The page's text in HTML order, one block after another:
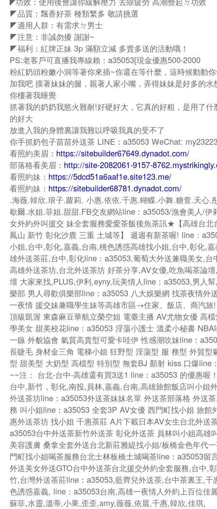
◤品質：飄香好茶 種類繁多 敬請挑選
◤適用人群：有需求ㄉ男士
◤注意：非誠勿擾 謝謝~
◤福利：紅牌正妹 3p 滿額立減 多賣多送的活動哦！
PS:老客戶可直播我專線賴：a35053[現金優惠500-2000
粉紅奶頭粉嫩小洞等著你來插~你還在等什麼，這時候動動
加我吧 摸著妹妹的腿，親著人家小嘴，弄得妹妹是好多的水
你樓著我睡覺
抓著我的奶奶我慾火難耐!好硬好大，它真的好粗，是用了什
的好大
放進入我的身體裏讓我難以呼吸我真的受不了
你手抓奶包子苗苗外送茶 LINE：a35053 WeChat:
看照約美眉： https://sitebuilder67649.dynadot.com/
部落格看美眉： http://site-2082061-9157-
看照約妹： https://5dcd51a6aaf1e.site123.me/
看照約妹： https://sitebuilder68781.dynadot.com/
.海薇.韓欣.琅子.蘿莉. 小惠.依依.千惠.蝴蝶.小舞.糖萱.天心.
歇爾.水姐.菲姐.甜甜.FB交友網站line：a35053/漁會美人/伊
女外約外叫援交 妹全套服務愛愛茶飯後魚茶訊★【高雄台北
鳳山 新竹 彰化沙鹿 三重 土城等】 週週有新茶喔! line：
小姐,台中,彰化,嘉義,台南,桃色誘惑高雄找小姐,台中,彰化,
雄外送茶莊,台中,彰化line：a35053,葡萄大外送兼職美女,台
高雄外送茶坊,台北外送茶坊 好茶分享,AV女優,吃魚喝茶論
壇 大家來找,PLUS,伊利,eyny,玩美情人line：a35053,男人
樂部 男人尋歡俱樂部line：a35053 八大娛樂網 找茶夜情外
一夜情 援交妹兼職學生妹等高雄市區→住家、飯店、商汽旅
頂級凱渥 東森麻豆華航立榮空姐 電臺主播 AV尤物女優 高
學美女 甜美校花line：a35053 淫蕩小護士 溫柔小秘書 NBA
一鏃 外貌協會 氣質高貴型可愛卡哇伊 性感潮吹妹line：
長睫毛 身材金三角 電梯小姐 狂野型 淫蕩型 服 務型 外貿型
型 甜美型 大奶型 高檔型 特別型 無套BJ 顏射 kiss 口爆line
~~注： 台北-台中-高雄還有買3送1 line：a35053 的優惠喔
台中,新竹，彰化,南投,員林,嘉義,台南,高雄旅館飯店叫小姐
外送茶坊line：a35053外送茶妹妹名單 外送茶部落格 外送
務 叫小姐line：a35053 全套3P AV女優 西門町找小姐 旅館
惠外送茶坊 找小姐 千惠茶莊 A片下載日本AV女生台北外送
a35053台中外送茶新竹外送茶 彰化外送茶 員林叫小姐高雄
美容護膚 桑拿全套外送台北新莊雅緹找小姐/板橋金色年代
門町找小姐喝茶服務台北士林板橋土城喝茶line：a35053留
外送美女外送GTO台中外送茶台北援交外約全套服務,台中,
竹,台灣外送茶莊line：a35053,藍齊兒外送茶,台中茶裏王,千
色誘惑嘉義, line：a35053台南,高雄一夜情人外約上百位佳
蘇菲,水靈,溫蒂,小果,歪歪,amy,薇薇,依晨,千惠,韓欣,佳琪,